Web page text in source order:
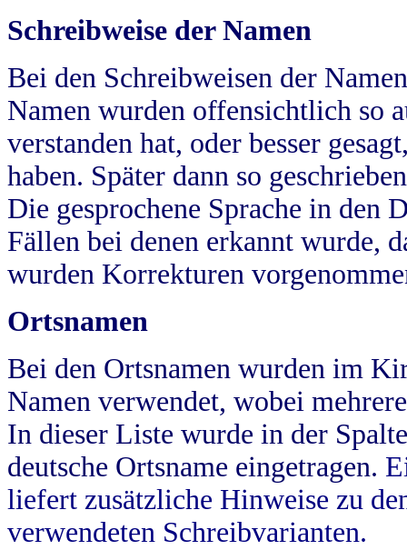
Schreibweise der Namen
Bei den Schreibweisen der
Namen wurden offensichtlich so
verstanden hat, oder besser
haben. Später dann so
Die gesprochene Sprache in
Fällen bei denen erkannt wurde,
wurden Korrekturen
Ortsnamen
Bei den Ortsnamen wurden im
Namen verwendet, wobei
In dieser Liste wurde in der
deutsche Ortsname eingetragen.
liefert zusätzliche Hinweise zu
verwendeten Schreibvarianten.